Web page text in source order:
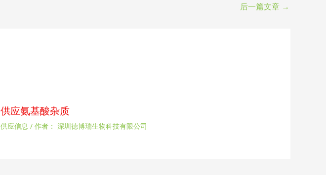
后一篇文章 →
供应氨基酸杂质
供应信息 / 作者： 深圳德博瑞生物科技有限公司